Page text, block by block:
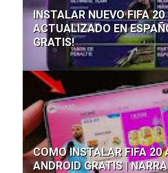
INSTALAR NUEVO FIFA 20
ACTUALIZADO EN
GRATIS!
COMO INSTALAR FIFA 20
ANDROID GRATIS |